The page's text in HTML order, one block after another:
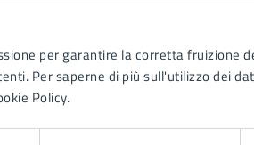
per garantire la corretta fruizione
Per saperne di più sull'utilizzo dei
Policy.